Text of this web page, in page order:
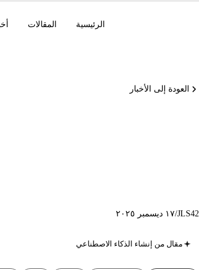
الرئيسية المقالات
العودة إلى الأخبار
JLS42
/١٧ ديسمبر ٢٠٢٥
مقال من إنشاء الذكاء الاصطناعي